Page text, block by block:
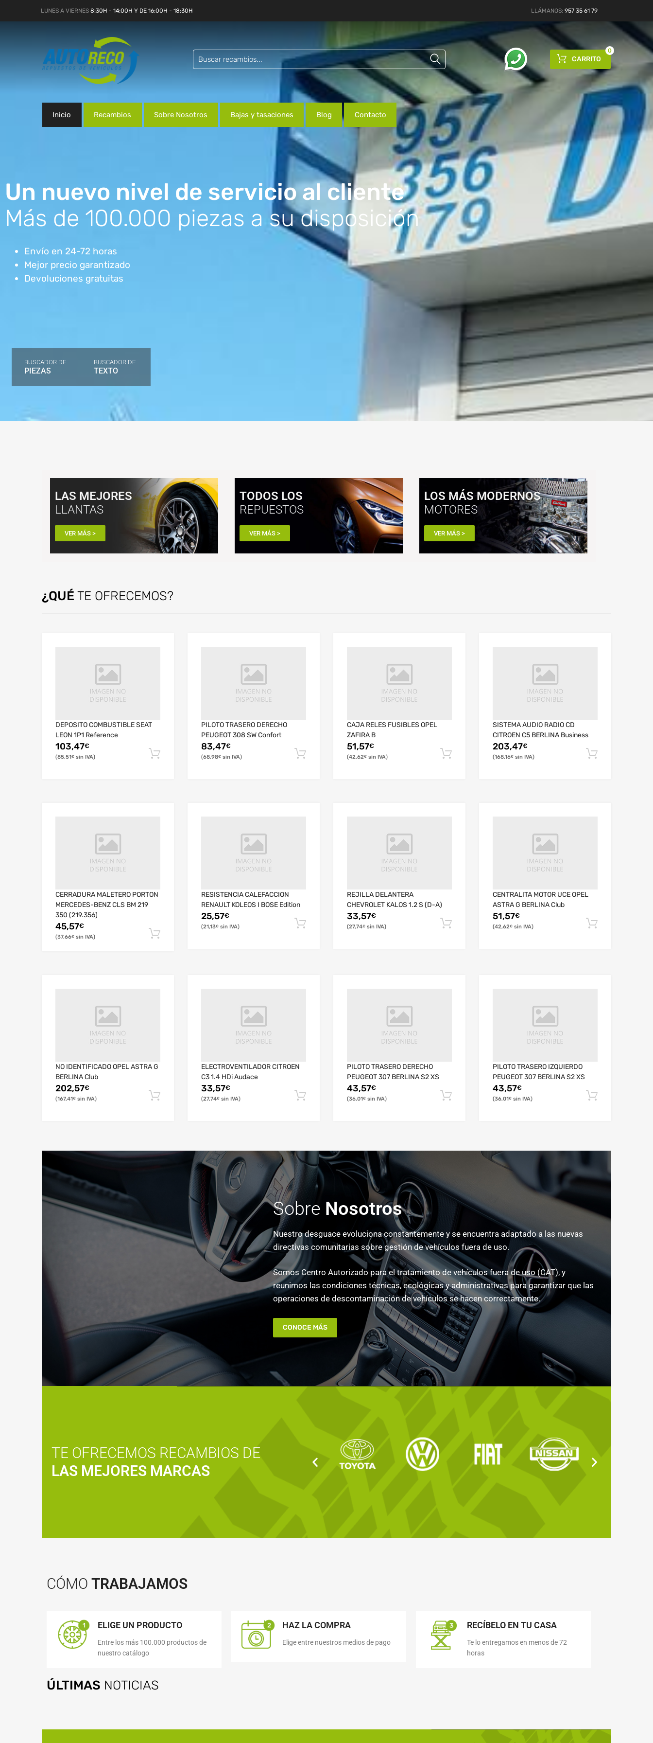
LUNES A VIERNES 8:30H - 14:00H Y DE 16:00H - 18:30H LLÁMANOS: 957 35 61 79
CARRITO
0
Inicio Recambios Sobre Nosotros Bajas y tasaciones Blog Contacto
Un nuevo nivel de servicio al cliente
Más de 100.000 piezas a su disposición
Envío en 24-72 horas
Mejor precio garantizado
Devoluciones gratuitas
BUSCADOR DE
PIEZAS
BUSCADOR DE
TEXTO
LAS MEJORES
LLANTAS
VER MÁS >
TODOS LOS
REPUESTOS
VER MÁS >
LOS MÁS MODERNOS
MOTORES
VER MÁS >
¿QUÉ TE OFRECEMOS?
DEPOSITO COMBUSTIBLE SEAT
LEON 1P1 Reference
103,47€
85,51€
PILOTO TRASERO DERECHO
PEUGEOT 308 SW Confort
83,47€
68,98€
CAJA RELES FUSIBLES OPEL
ZAFIRA B
51,57€
42,62€
SISTEMA AUDIO RADIO CD
CITROEN C5 BERLINA Business
203,47€
168,16€
CERRADURA MALETERO PORTON
MERCEDES-BENZ CLS BM 219
350 (219.356)
45,57€
37,66€
RESISTENCIA CALEFACCION
RENAULT KOLEOS I BOSE Edition
25,57€
21,13€
REJILLA DELANTERA
CHEVROLET KALOS 1.2 S (D-A)
33,57€
27,74€
CENTRALITA MOTOR UCE OPEL
ASTRA G BERLINA Club
51,57€
42,62€
NO IDENTIFICADO OPEL ASTRA G
BERLINA Club
202,57€
167,41€
ELECTROVENTILADOR CITROEN
C3 1.4 HDi Audace
33,57€
27,74€
PILOTO TRASERO DERECHO
PEUGEOT 307 BERLINA S2 XS
43,57€
36,01€
PILOTO TRASERO IZQUIERDO
PEUGEOT 307 BERLINA S2 XS
43,57€
36,01€
Sobre Nosotros
Nuestro desguace evoluciona constantemente y se encuentra adaptado a las nuevas
directivas comunitarias sobre gestión de vehículos fuera de uso.
Somos Centro Autorizado para el tratamiento de vehículos fuera de uso (CAT), y
reunimos las condiciones técnicas, ecológicas y administrativas para garantizar que las
operaciones de descontaminación de vehículos se hacen correctamente.
CONOCE MÁS
TE OFRECEMOS RECAMBIOS DE
LAS MEJORES MARCAS
CÓMO TRABAJAMOS
ELIGE UN PRODUCTO
Entre los más 100.000 productos de
nuestro catálogo
HAZ LA COMPRA
Elige entre nuestros medios de pago
RECÍBELO EN TU CASA
Te lo entregamos en menos de 72
horas
ÚLTIMAS NOTICIAS